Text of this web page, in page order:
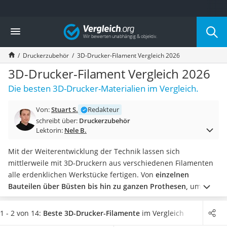
Die beliebtesten Vergleiche nach Kategorie
Elektronik
Powerstation
Monitor 32 Zoll 4K
Fernseher
Drucker
Desktop-PC
Diascanner
Laser-Multifunktionsdrucker
Powerstation mit Solarpanel
Gaming-PC
Soundbar
17-Zoll-Laptop
Satellitenschüssel
Gaming-Headset
Vergleich
Druckerzubehör 3D-Drucker-Filament Vergleich 2026
3D-Drucker-Filament Vergleich 2026
Die besten 3D-Drucker-Materialien im Vergleich.
Von:Stuart S.
Redakteur
schreibt über: Druckerzubehör
Lektorin: Nele B.
Mit der Weiterentwicklung der Technik lassen sich
mittlerweile mit 3D-Druckern aus verschiedenen Filamenten
alle erdenklichen Werkstücke fertigen. Von einzelnen
Bauteilen über Büsten bis hin zu ganzen Prothesen, um
verlorene Körperteile zu ersetzen. Überzeugen Sie sich in
Ihrem ersten Praxis-Test von den verschiedenen
1 - 2 von 14: Beste 3D-Drucker-Filamente im Vergleich